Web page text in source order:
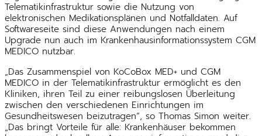
Telematikinfrastruktur sowie die Nutzung von
elektronischen Medikationsplänen und Notfalldaten. Auf
Softwareseite sind diese Anwendungen nach einem
Upgrade nun auch im Krankenhausinformationssystem CGM
MEDICO nutzbar.
„Das Zusammenspiel von KoCoBox MED+ und CGM
MEDICO in der Telematikinfrastruktur ermöglicht es den
Kliniken, ihren Teil zu einer reibungslosen Überleitung
zwischen den verschiedenen Einrichtungen im
Gesundheitswesen beizutragen“, so Thomas Simon weiter.
„Das bringt Vorteile für alle: Krankenhäuser bekommen